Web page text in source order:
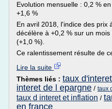
Evolution mensuelle : 0,2 %
+1,6 %
En avril 2018, l'indice des prix
décélère à +0,2 % sur un
(+1,0 %).
Ce ralentissement résulte de
Lire la suite
Thèmes liés : taux
interet de l epargne / taux
taux d interet et inflation /
en france